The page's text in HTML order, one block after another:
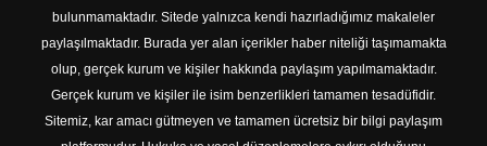
bulunmamaktadır. Sitede yalnızca kendi hazırladığımız makaleler
paylaşılmaktadır. Burada yer alan içerikler haber niteliği taşımamakta
olup, gerçek kurum ve kişiler hakkında paylaşım yapılmamaktadır.
Gerçek kurum ve kişiler ile isim benzerlikleri tamamen tesadüfidir.
Sitemiz, kar amacı gütmeyen ve tamamen ücretsiz bir bilgi paylaşım